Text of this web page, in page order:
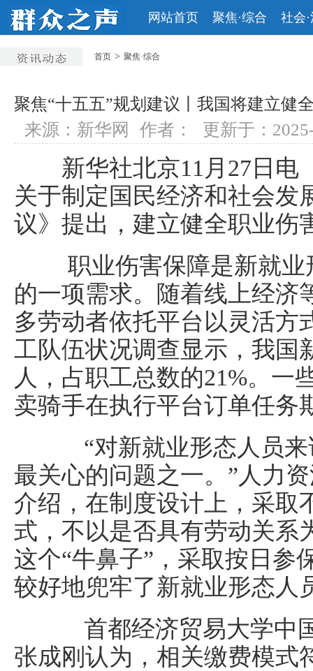
网站首页 聚焦·综合 社会
首页 > 聚焦·综合
聚焦“十五五”规划建议丨我国将建立健
来源：新华网 作者： 更新于：
新华社北京11月27日电
关于制定国民经济和社会发
议》提出，建立健全职业伤
职业伤害保障是新就业
的一项需求。随着线上经济
多劳动者依托平台以灵活方
工队伍状况调查显示，我国
人，占职工总数的21%。一
卖骑手在执行平台订单任务
“对新就业形态人员来
最关心的问题之一。”人力
介绍，在制度设计上，采取
式，不以是否具有劳动关系
这个“牛鼻子”，采取按日参
较好地兜牢了新就业形态人
首都经济贸易大学中
张成刚认为，相关缴费模式